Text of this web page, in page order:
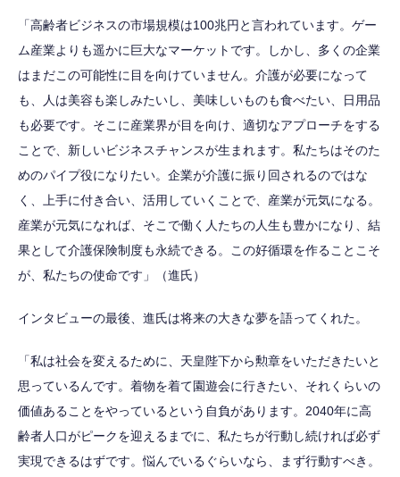
「高齢者ビジネスの市場規模は100兆円と言われています。ゲー
ム産業よりも遥かに巨大なマーケットです。しかし、多くの企業
はまだこの可能性に目を向けていません。介護が必要になって
も、人は美容も楽しみたいし、美味しいものも食べたい、日用品
も必要です。そこに産業界が目を向け、適切なアプローチをする
ことで、新しいビジネスチャンスが生まれます。私たちはそのた
めのパイプ役になりたい。企業が介護に振り回されるのではな
く、上手に付き合い、活用していくことで、産業が元気になる。
産業が元気になれば、そこで働く人たちの人生も豊かになり、結
果として介護保険制度も永続できる。この好循環を作ることこそ
が、私たちの使命です」（進氏）
インタビューの最後、進氏は将来の大きな夢を語ってくれた。
「私は社会を変えるために、天皇陛下から勲章をいただきたいと
思っているんです。着物を着て園遊会に行きたい、それくらいの
価値あることをやっているという自負があります。2040年に高
齢者人口がピークを迎えるまでに、私たちが行動し続ければ必ず
実現できるはずです。悩んでいるぐらいなら、まず行動すべき。